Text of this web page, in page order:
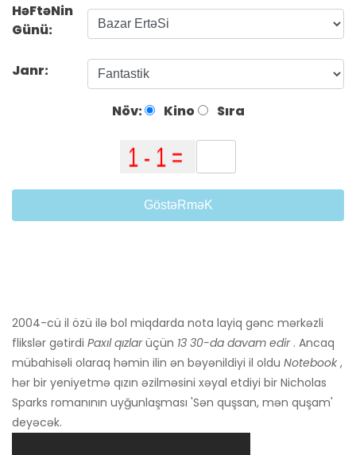
HəFtəNin
Günü:
Janr:
Növ: Kino Sıra
GöstəRməK
2004-cü il özü ilə bol miqdarda nota layiq gənc mərkəzli
flikslər gətirdi Paxıl qızlarüçün 13 30-da davam edir . Ancaq
mübahisəli olaraq həmin ilin ən bəyənildiyi il oldu Notebook,
hər bir yeniyetmə qızın əzilməsini xəyal etdiyi bir Nicholas
Sparks romanının uyğunlaşması 'Sən quşsan, mən quşam'
deyəcək.